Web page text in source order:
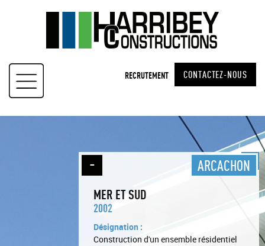
RECRUTEMENT CONTACTEZ-NOUS
ARCACHON
MER ET SUD
2002
Désignation :
Construction d'un ensemble résidentiel